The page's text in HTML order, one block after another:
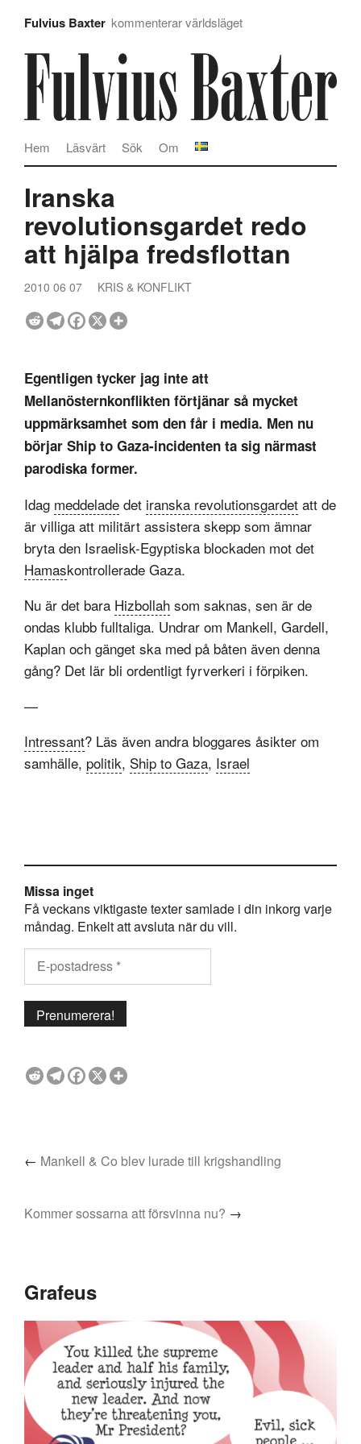
Fulvius Baxter kommenterar världsläget
Om
Sök
Läsvärt
Hem
Iranska
revolutionsgardet redo
att hjälpa fredsflottan
2010 06 07 KRIS & KONFLIKT
Egentligen tycker jag inte att
Mellanösternkonflikten förtjänar så mycket
uppmärksamhet som den får i media. Men nu
börjar Ship to Gaza-incidenten ta sig närmast
parodiska former.
Idag meddelade det iranska revolutionsgardet att de
är villiga att militärt assistera skepp som ämnar
bryta den Israelisk-Egyptiska blockaden mot det
Hamaskontrollerade Gaza.
Nu är det bara Hizbollah som saknas, sen är de
ondas klubb fulltaliga. Undrar om Mankell, Gardell,
Kaplan och gänget ska med på båten även denna
gång? Det lär bli ordentligt fyrverkeri i förpiken.
—
Intressant? Läs även andra bloggares åsikter om
samhälle, politik, Ship to Gaza, Israel
Missa inget
Få veckans viktigaste texter samlade i din inkorg varje
måndag. Enkelt att avsluta när du vill.
← Mankell & Co blev lurade till krigshandling
Kommer sossarna att försvinna nu? →
Grafeus